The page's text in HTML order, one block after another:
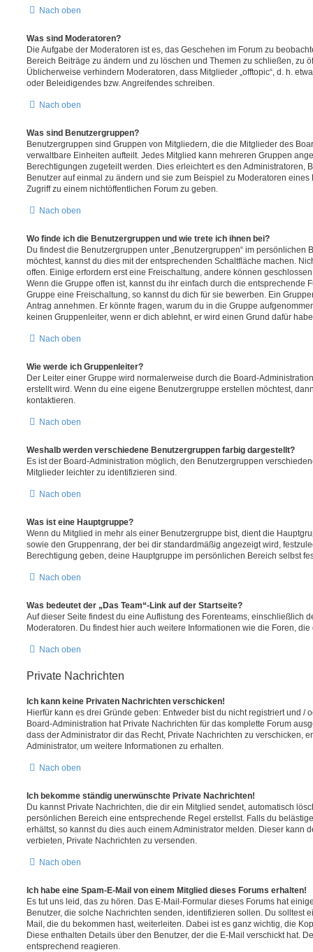
Nach oben
Was sind Moderatoren?
Die Aufgabe der Moderatoren ist es, das Geschehen im Forum zu
Bereich Beiträge zu ändern und zu löschen und Themen zu schließen, zu
Üblicherweise verhindern Moderatoren, dass Mitglieder „offtopic“, d. h.
oder Beleidigendes bzw. Angreifendes schreiben.
Nach oben
Was sind Benutzergruppen?
Benutzergruppen sind Gruppen von Mitgliedern, die die Mitglieder des
verwaltbare Einheiten aufteilt. Jedes Mitglied kann mehreren Gruppen
Berechtigungen zugeteilt werden. Dies erleichtert es den Administratoren,
Benutzer auf einmal zu ändern und sie zum Beispiel zu Moderatoren
Zugriff zu einem nichtöffentlichen Forum zu geben.
Nach oben
Wo finde ich die Benutzergruppen und wie trete ich ihnen bei?
Du findest die Benutzergruppen unter „Benutzergruppen“ im persönlichen
möchtest, kannst du dies mit der entsprechenden Schaltfläche machen.
offen. Einige erfordern erst eine Freischaltung, andere können
Wenn die Gruppe offen ist, kannst du ihr einfach durch die entsprechende
Gruppe eine Freischaltung, so kannst du dich für sie bewerben. Ein
Antrag annehmen. Er könnte fragen, warum du in die Gruppe
keinen Gruppenleiter, wenn er dich ablehnt, er wird einen Grund dafür
Nach oben
Wie werde ich Gruppenleiter?
Der Leiter einer Gruppe wird normalerweise durch die Board-
erstellt wird. Wenn du eine eigene Benutzergruppe erstellen möchtest,
kontaktieren.
Nach oben
Weshalb werden verschiedene Benutzergruppen farbig dargestellt?
Es ist der Board-Administration möglich, den Benutzergruppen
Mitglieder leichter zu identifizieren sind.
Nach oben
Was ist eine Hauptgruppe?
Wenn du Mitglied in mehr als einer Benutzergruppe bist, dient die
sowie den Gruppenrang, der bei dir standardmäßig angezeigt wird,
Berechtigung geben, deine Hauptgruppe im persönlichen Bereich selbst
Nach oben
Was bedeutet der „Das Team“-Link auf der Startseite?
Auf dieser Seite findest du eine Auflistung des Forenteams, einschließlich
Moderatoren. Du findest hier auch weitere Informationen wie die Foren,
Nach oben
Private Nachrichten
Ich kann keine Privaten Nachrichten verschicken!
Hierfür kann es drei Gründe geben: Entweder bist du nicht registriert und /
Board-Administration hat Private Nachrichten für das komplette Forum
dass der Administrator dir das Recht, Private Nachrichten zu verschicken,
Administrator, um weitere Informationen zu erhalten.
Nach oben
Ich bekomme ständig unerwünschte Private Nachrichten!
Du kannst Private Nachrichten, die dir ein Mitglied sendet, automatisch
persönlichen Bereich eine entsprechende Regel erstellst. Falls du
erhältst, so kannst du dies auch einem Administrator melden. Dieser kann
verbieten, Private Nachrichten zu versenden.
Nach oben
Ich habe eine Spam-E-Mail von einem Mitglied dieses Forums erhalten!
Es tut uns leid, das zu hören. Das E-Mail-Formular dieses Forums hat
Benutzer, die solche Nachrichten senden, identifizieren sollen. Du solltest
Mail, die du bekommen hast, weiterleiten. Dabei ist es ganz wichtig, die
Diese enthalten Details über den Benutzer, der die E-Mail verschickt hat.
entsprechend reagieren.